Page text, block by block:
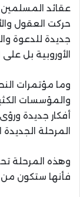
عقائد المسلمين
حركت العقول
جديدة للدعوة
الأوروبية بل
وما مؤتمرات
والمؤسسات
أفكار جديدة
المرحلة
وهذه المرحلة
فأنها ستكون من